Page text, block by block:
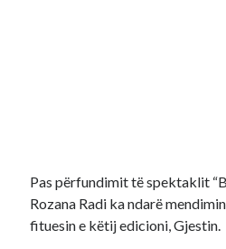
Pas përfundimit të spektaklit
Rozana Radi ka ndarë
fituesin e këtij edicioni, Gjestin.